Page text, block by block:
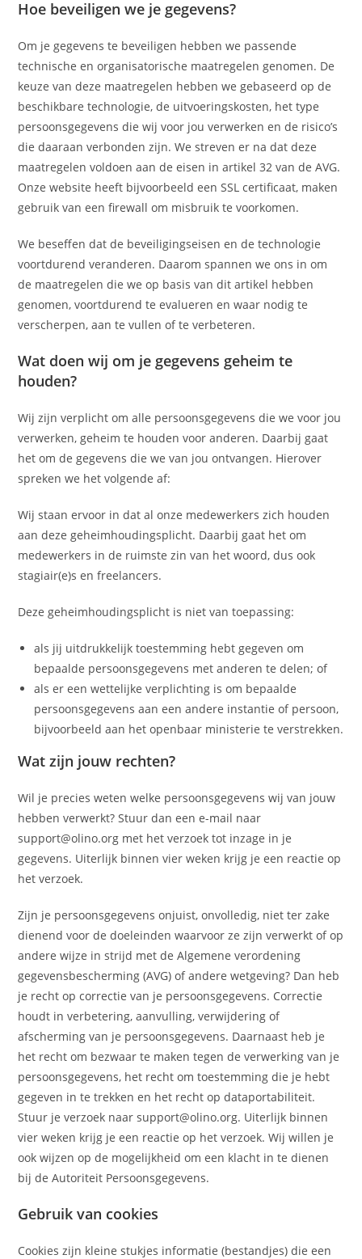
Hoe beveiligen we je gegevens?
Om je gegevens te beveiligen hebben we passende
technische en organisatorische maatregelen genomen. De
keuze van deze maatregelen hebben we gebaseerd op de
beschikbare technologie, de uitvoeringskosten, het type
persoonsgegevens die wij voor jou verwerken en de risico’s
die daaraan verbonden zijn. We streven er na dat deze
maatregelen voldoen aan de eisen in artikel 32 van de AVG.
Onze website heeft bijvoorbeeld een SSL certificaat, maken
gebruik van een firewall om misbruik te voorkomen.
We beseffen dat de beveiligingseisen en de technologie
voortdurend veranderen. Daarom spannen we ons in om
de maatregelen die we op basis van dit artikel hebben
genomen, voortdurend te evalueren en waar nodig te
verscherpen, aan te vullen of te verbeteren.
Wat doen wij om je gegevens geheim te
houden?
Wij zijn verplicht om alle persoonsgegevens die we voor jou
verwerken, geheim te houden voor anderen. Daarbij gaat
het om de gegevens die we van jou ontvangen. Hierover
spreken we het volgende af:
Wij staan ervoor in dat al onze medewerkers zich houden
aan deze geheimhoudingsplicht. Daarbij gaat het om
medewerkers in de ruimste zin van het woord, dus ook
stagiair(e)s en freelancers.
Deze geheimhoudingsplicht is niet van toepassing:
als jij uitdrukkelijk toestemming hebt gegeven om
bepaalde persoonsgegevens met anderen te delen; of
als er een wettelijke verplichting is om bepaalde
persoonsgegevens aan een andere instantie of persoon,
bijvoorbeeld aan het openbaar ministerie te verstrekken.
Wat zijn jouw rechten?
Wil je precies weten welke persoonsgegevens wij van jouw
hebben verwerkt? Stuur dan een e-mail naar
support@olino.org met het verzoek tot inzage in je
gegevens. Uiterlijk binnen vier weken krijg je een reactie op
het verzoek.
Zijn je persoonsgegevens onjuist, onvolledig, niet ter zake
dienend voor de doeleinden waarvoor ze zijn verwerkt of op
andere wijze in strijd met de Algemene verordening
gegevensbescherming (AVG) of andere wetgeving? Dan heb
je recht op correctie van je persoonsgegevens. Correctie
houdt in verbetering, aanvulling, verwijdering of
afscherming van je persoonsgegevens. Daarnaast heb je
het recht om bezwaar te maken tegen de verwerking van je
persoonsgegevens, het recht om toestemming die je hebt
gegeven in te trekken en het recht op dataportabiliteit.
Stuur je verzoek naar support@olino.org. Uiterlijk binnen
vier weken krijg je een reactie op het verzoek. Wij willen je
ook wijzen op de mogelijkheid om een klacht in te dienen
bij de Autoriteit Persoonsgegevens.
Gebruik van cookies
Cookies zijn kleine stukjes informatie (bestandjes) die een